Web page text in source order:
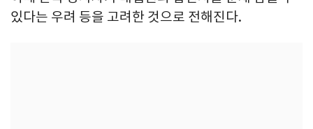
있다는 우려 등을 고려한 것으로 전해진다.